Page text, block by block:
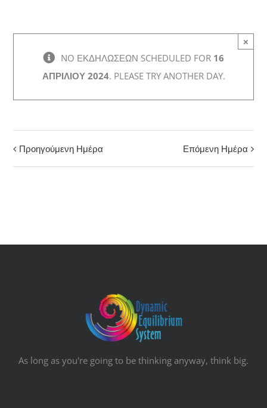
×
NO ΕΚΔΗΛΏΣΕΩΝ SCHEDULED FOR 16
ΑΠΡΙΛΊΟΥ 2024. PLEASE TRY ANOTHER DAY.
Πλοήγηση
Προηγούμενη Ημέρα Επόμενη Ημέρα
As long as you're going to be thinking anyway, think big.